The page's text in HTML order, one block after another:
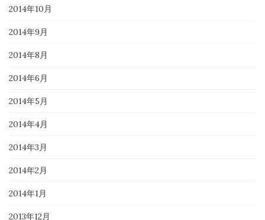
2014年10月
2014年9月
2014年8月
2014年6月
2014年5月
2014年4月
2014年3月
2014年2月
2014年1月
2013年12月